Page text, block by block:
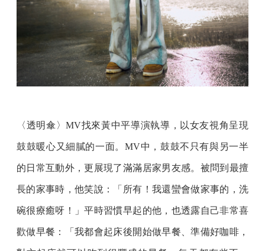
〈透明傘〉MV找來黃中平導演執導，以女友視角呈現
鼓鼓暖心又細膩的一面。MV中，鼓鼓不只有與另一半
的日常互動外，更展現了滿滿居家男友感。被問到最擅
長的家事時，他笑說：「所有！我還蠻會做家事的，洗
碗很療癒呀！」平時習慣早起的他，也透露自己非常喜
歡做早餐：「我都會起床後開始做早餐、準備好咖啡，